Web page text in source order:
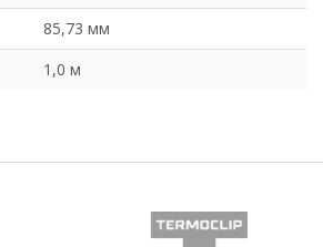
85,73 мм
1,0 м